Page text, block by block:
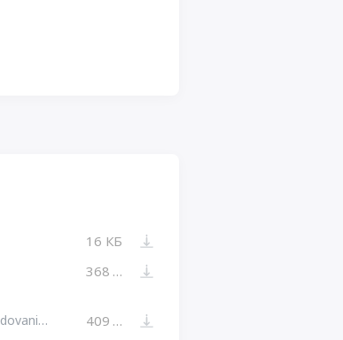
16 КБ
368 КБ
TZ Postavka perenosnogo kompleksa dlya issledovaniya burovykh rastvorov v p....pdf 409 КБ